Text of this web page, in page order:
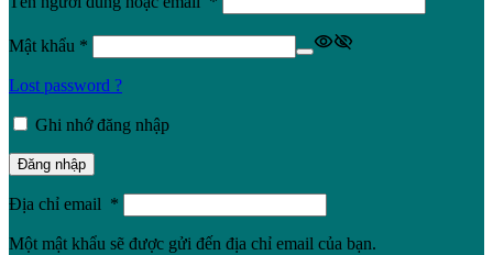
Mật khẩu *
Lost password ?
Ghi nhớ đăng nhập
Đăng nhập
Địa chỉ email *
Một mật khẩu sẽ được gửi đến địa chỉ email của bạn.